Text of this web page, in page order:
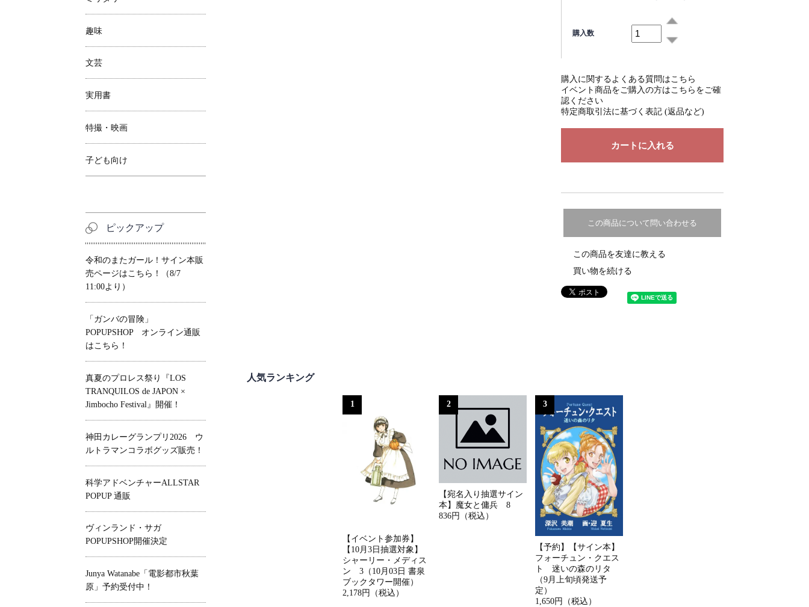
購入数
購入に関するよくある質問はこちら
イベント商品をご購入の方はこちらをご確
認ください
特定商取引法に基づく表記 (返品など)
この商品について問い合わせる
この商品を友達に教える
買い物を続ける
人気ランキング
1
【イベント参加券】
【10月3日抽選対象】
シャーリー・メディス
ン 3（10月03日 書泉
ブックタワー開催）
2,178円（税込）
2
【宛名入り抽選サイン
本】魔女と傭兵 8
836円（税込）
3
【予約】【サイン本】
フォーチュン・クエス
ト 迷いの森のリタ
（9月上旬頃発送予
定）
1,650円（税込）
趣味
文芸
実用書
特撮・映画
子ども向け
ピックアップ
令和のまたガール！サイン本販
売ページはこちら！（8/7
11:00より）
「ガンバの冒険」
POPUPSHOP オンライン通販
はこちら！
真夏のプロレス祭り『LOS
TRANQUILOS de JAPON ×
Jimbocho Festival』開催！
神田カレーグランプリ2026 ウ
ルトラマンコラボグッズ販売！
科学アドベンチャーALLSTAR
POPUP 通販
ヴィンランド・サガ
POPUPSHOP開催決定
Junya Watanabe「電影都市秋葉
原」予約受付中！